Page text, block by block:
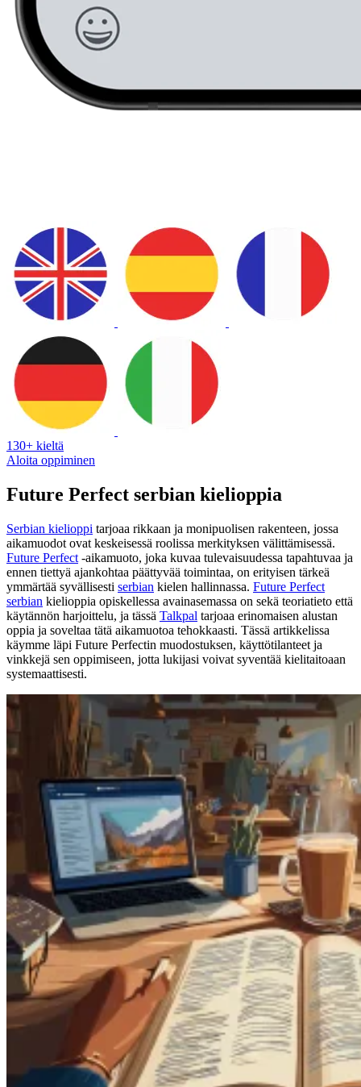
130+ kieltä
Aloita oppiminen
Future Perfect serbian kielioppia
Serbian kielioppi tarjoaa rikkaan ja monipuolisen rakenteen, jossa
aikamuodot ovat keskeisessä roolissa merkityksen välittämisessä.
Future Perfect -aikamuoto, joka kuvaa tulevaisuudessa tapahtuvaa ja
ennen tiettyä ajankohtaa päättyvää toimintaa, on erityisen tärkeä
ymmärtää syvällisesti serbian kielen hallinnassa. Future Perfect
serbian kielioppia opiskellessa avainasemassa on sekä teoriatieto että
käytännön harjoittelu, ja tässä Talkpal tarjoaa erinomaisen alustan
oppia ja soveltaa tätä aikamuotoa tehokkaasti. Tässä artikkelissa
käymme läpi Future Perfectin muodostuksen, käyttötilanteet ja
vinkkejä sen oppimiseen, jotta lukijasi voivat syventää kielitaitoaan
systemaattisesti.